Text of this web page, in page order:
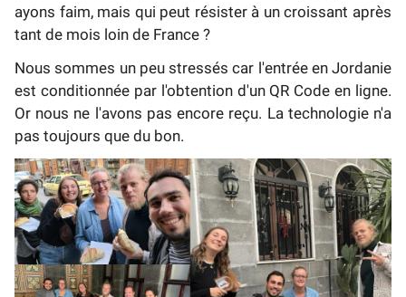
ayons faim, mais qui peut résister à un croissant après
tant de mois loin de France ?
Nous sommes un peu stressés car l'entrée en Jordanie
est conditionnée par l'obtention d'un QR Code en ligne.
Or nous ne l'avons pas encore reçu. La technologie n'a
pas toujours que du bon.